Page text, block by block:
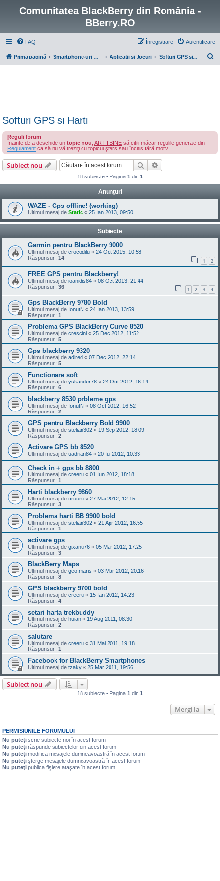
Comunitatea BlackBerry din România -
BBerry.RO
FAQ Autentificare
Înregistrare
Prima pagină Smartphone-uri BlackBerry cu OS 4-7 Aplicatii si Jocuri Softuri GPS si Harti
Softuri GPS si Harti
Reguli forum
Înainte de a deschide un topic nou AR FI BINE să citiţi măcar regulile generale din
Regulament ca să nu vă treziţi cu topicul şters sau închis fără motiv.
Subiect nou Căutare
18 subiecte • Pagina 1 din 1
Anunţuri
WAZE - Gps offline! (working)
Ultimul mesaj de Static « 25 Ian 2013, 09:50
Subiecte
Garmin pentru BlackBerry 9000
Ultimul mesaj de crocodilu « 24 Oct 2015, 10:58
Răspunsuri: 14 1 2
FREE GPS pentru Blackberry!
Ultimul mesaj de ioanidis84 « 08 Oct 2013, 21:44
Răspunsuri: 36 1 2 3 4
Gps BlackBerry 9780 Bold
Ultimul mesaj de IonutN « 24 Ian 2013, 13:59
Răspunsuri: 1
Problema GPS BlackBerry Curve 8520
Ultimul mesaj de crescini « 25 Dec 2012, 11:52
Răspunsuri: 5
Gps blackberry 9320
Ultimul mesaj de adired « 07 Dec 2012, 22:14
Răspunsuri: 5
Functionare soft
Ultimul mesaj de yskander78 « 24 Oct 2012, 16:14
Răspunsuri: 6
blackberry 8530 prbleme gps
Ultimul mesaj de IonutN « 08 Oct 2012, 16:52
Răspunsuri: 2
GPS pentru Blackberry Bold 9900
Ultimul mesaj de stelian302 « 19 Sep 2012, 18:09
Răspunsuri: 2
Activare GPS bb 8520
Ultimul mesaj de uadrian84 « 20 Iul 2012, 10:33
Check in + gps bb 8800
Ultimul mesaj de creeru « 01 Iun 2012, 18:18
Răspunsuri: 1
Harti blackberry 9860
Ultimul mesaj de creeru « 27 Mai 2012, 12:15
Răspunsuri: 3
Problema harti BB 9900 bold
Ultimul mesaj de stelian302 « 21 Apr 2012, 16:55
Răspunsuri: 1
activare gps
Ultimul mesaj de gixanu76 « 05 Mar 2012, 17:25
Răspunsuri: 3
BlackBerry Maps
Ultimul mesaj de geo.maris « 03 Mar 2012, 20:16
Răspunsuri: 8
GPS blackberry 9700 bold
Ultimul mesaj de creeru « 15 Ian 2012, 14:23
Răspunsuri: 4
setari harta trekbuddy
Ultimul mesaj de huian « 19 Aug 2011, 08:30
Răspunsuri: 2
salutare
Ultimul mesaj de creeru « 31 Mai 2011, 19:18
Răspunsuri: 1
Facebook for BlackBerry Smartphones
Ultimul mesaj de tzaky « 25 Mar 2011, 19:56
Subiect nou
18 subiecte • Pagina 1 din 1
Mergi la
PERMISIUNILE FORUMULUI
Nu puteţi scrie subiecte noi în acest forum
Nu puteţi răspunde subiectelor din acest forum
Nu puteţi modifica mesajele dumneavoastră în acest forum
Nu puteţi şterge mesajele dumneavoastră în acest forum
Nu puteţi publica fişiere ataşate în acest forum